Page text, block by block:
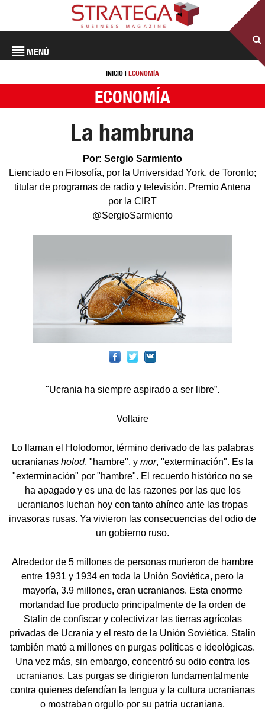
MENÚ
INICIO | ECONOMÍA
ECONOMÍA
La hambruna
Por: Sergio Sarmiento
Lienciado en Filosofía, por la Universidad York, de Toronto;
titular de programas de radio y televisión. Premio Antena
por la CIRT
@SergioSarmiento
"Ucrania ha siempre aspirado a ser libre”.
Voltaire
Lo llaman el Holodomor, término derivado de las palabras
ucranianas holod, "hambre", y mor, "exterminación". Es la
"exterminación" por "hambre". El recuerdo histórico no se
ha apagado y es una de las razones por las que los
ucranianos luchan hoy con tanto ahínco ante las tropas
invasoras rusas. Ya vivieron las consecuencias del odio de
un gobierno ruso.
Alrededor de 5 millones de personas murieron de hambre
entre 1931 y 1934 en toda la Unión Soviética, pero la
mayoría, 3.9 millones, eran ucranianos. Esta enorme
mortandad fue producto principalmente de la orden de
Stalin de confiscar y colectivizar las tierras agrícolas
privadas de Ucrania y el resto de la Unión Soviética. Stalin
también mató a millones en purgas políticas e ideológicas.
Una vez más, sin embargo, concentró su odio contra los
ucranianos. Las purgas se dirigieron fundamentalmente
contra quienes defendían la lengua y la cultura ucranianas
o mostraban orgullo por su patria ucraniana.